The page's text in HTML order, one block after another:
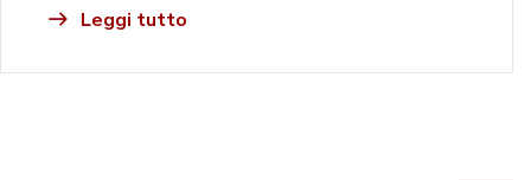
Leggi tutto